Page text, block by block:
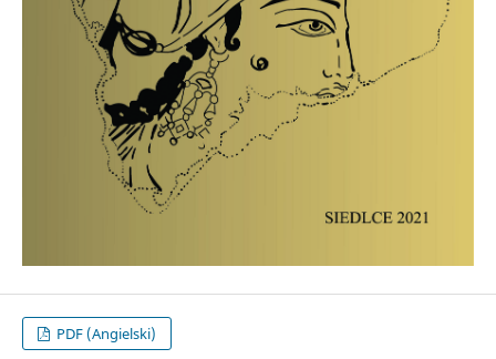
PDF (Angielski)